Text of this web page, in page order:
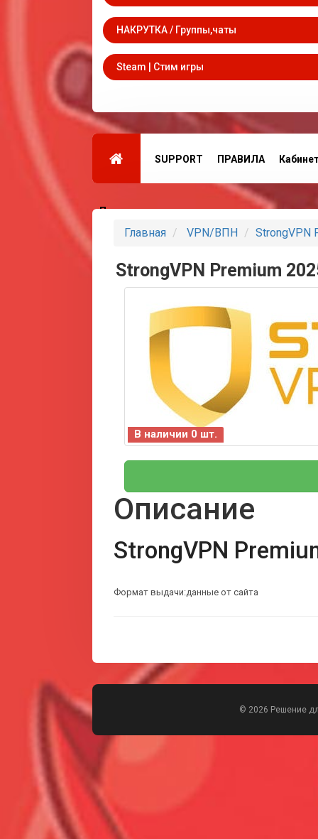
НАКРУТКА / Группы,чаты
Steam | Стим игры
SUPPORT ПРАВИЛА
Партнеры
Главная VPN/ВПН StrongVPN
StrongVPN Premium
В наличии 0 шт.
Описание
StrongVPN
Формат выдачи:данные от сайта
© 2026 Решение